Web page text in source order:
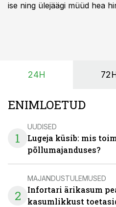
ise ning ülejäägi müüd hea
põllumajandusettevõtete
24H
ENIMLOETUD
1
UUDISED
Lugeja küsib: mis
põllumajanduses?
2
MAJANDUSTULEMUSED
Infortari ärikasum
kasumlikkust